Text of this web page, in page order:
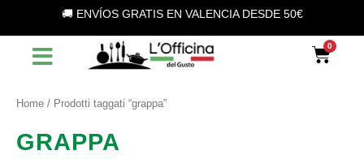
contenuto
🚚 ENVÍOS GRATIS EN VALENCIA DESDE 50€
l
o
u
Home / Prodotti taggati “grappa”
GRAPPA